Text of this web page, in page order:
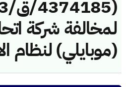
لمخالفة شركة
(موبايلي) لنظام